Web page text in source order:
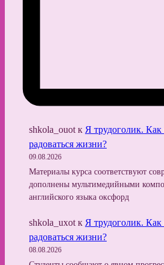
shkola_ouot к Я трудоголик. Как
радоваться жизни?
09.08.2026
Материалы курса соответствуют
дополнены мультимедийными
английского языка оксфорд
shkola_uxot к Я трудоголик. Как
радоваться жизни?
08.08.2026